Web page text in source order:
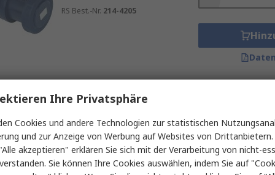
RS Best.-Nr. 214-4205
Auf Lager
RS PRO RS PRO
Leistungssteckverbinder Rot,
400V 3P+N+PE / 63A, Wand
IP67
Menge
Ihre Privatsphäre
Cookies und andere Technologien zur statistischen
und zur Anzeige von Werbung auf Websites von
akzeptieren" erklären Sie sich mit der Verarbeitung von nicht-
Sie können Ihre Cookies auswählen, indem Sie auf